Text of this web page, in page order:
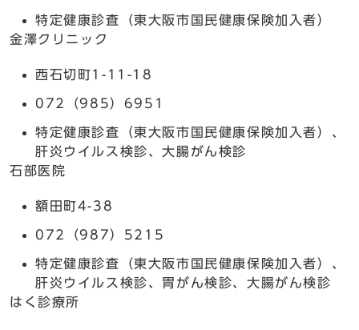
特定健康診査（東大阪市国民健康保険加入者）
金澤クリニック
西石切町1-11-18
072（985）6951
特定健康診査（東大阪市国民健康保険加入者）、
肝炎ウイルス検診、大腸がん検診
石部医院
額田町4-38
072（987）5215
特定健康診査（東大阪市国民健康保険加入者）、
肝炎ウイルス検診、胃がん検診、大腸がん検診
はく診療所